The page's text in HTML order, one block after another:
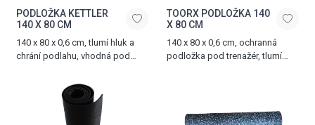
PODLOŽKA KETTLER
140 X 80 CM
140 x 80 x 0,6 cm, tlumí hluk a
chrání podlahu, vhodná pod
trenažéry a další posilovací
TOORX PODLOŽKA 140
X 80 CM
140 x 80 x 0,6 cm, ochranná
podložka pod trenažér, tlumí